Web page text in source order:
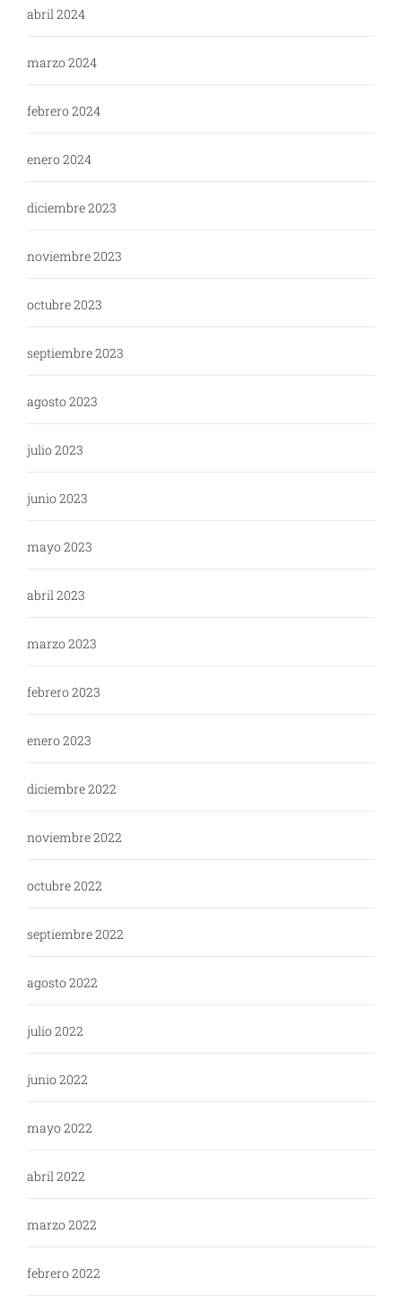
abril 2024
marzo 2024
febrero 2024
enero 2024
diciembre 2023
noviembre 2023
octubre 2023
septiembre 2023
agosto 2023
julio 2023
junio 2023
mayo 2023
abril 2023
marzo 2023
febrero 2023
enero 2023
diciembre 2022
noviembre 2022
octubre 2022
septiembre 2022
agosto 2022
julio 2022
junio 2022
mayo 2022
abril 2022
marzo 2022
febrero 2022